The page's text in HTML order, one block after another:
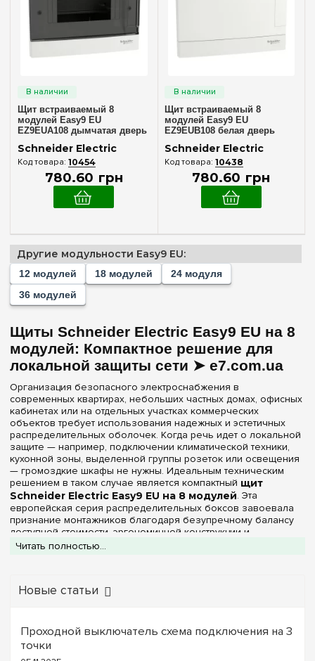
215 мм(4)
Очистить выбор
Щит встраиваемый 8
модулей Easy9 EU
EZ9EUA108 дымчатая дверь
Schneider Electric
10454
780.60 грн
Щит встраиваемый 8
модулей Easy9 EU
EZ9EUB108 белая дверь
Schneider Electric
10438
780.60 грн
Другие модульности Easy9 EU:
12 модулей 18 модулей
24 модуля
36 модулей
Щиты Schneider Electric Easy9 EU на 8
модулей: Компактное решение для
локальной защиты сети ➤ e7.com.ua
Организация безопасного электроснабжения в
современных квартирах, небольших частных домах, офисных
кабинетах или на отдельных участках коммерческих
объектов требует использования надежных и эстетичных
распределительных оболочек. Когда речь идет о локальной
защите — например, подключении климатической техники,
кухонной зоны, выделенной группы розеток или освещения
— громоздкие шкафы не нужны. Идеальным техническим
решением в таком случае является компактный щит
Schneider Electric Easy9 EU на 8 модулей. Эта
европейская серия распределительных боксов завоевала
признание монтажников благодаря безупречному балансу
доступной стоимости, эргономичной конструкции и
высочайшего качества пластика, который полностью
e7.com.ua представлен актуальный ассортимент
оригинальных модульных боксов Schneider Electric Easy9 EU
устойчивого к термическим воздействиям и
ультрафиолетовому излучению (пластик не желтеет и не
трескается со временем). Исходя из архитектурных
Читать полностью...
Новые статьи
Проходной выключатель схема подключения на 3
точки